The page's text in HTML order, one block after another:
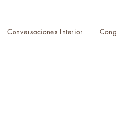
Conversaciones Interior